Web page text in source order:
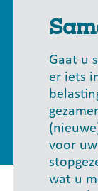
Gaat u
er iets
voor
wat u